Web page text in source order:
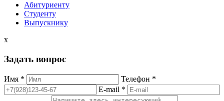
Абитуриенту
Студенту
Выпускнику
x
Задать вопрос
Имя *
Телефон *
E-mail *